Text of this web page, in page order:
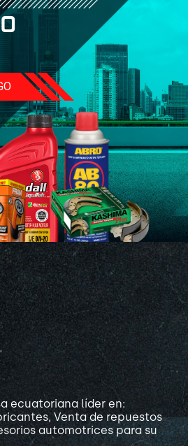
O
ecuatoriana líder en:
Venta de repuestos
automotrices para su